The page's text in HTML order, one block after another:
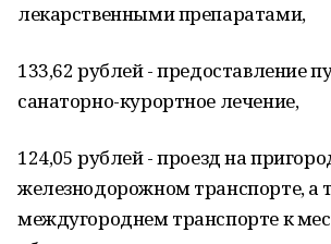
лекарственными препаратами,
133,62 рублей - предоставление
санаторно-курортное лечение,
124,05 рублей - проезд на
железнодорожном транспорте, а
междугороднем транспорте к